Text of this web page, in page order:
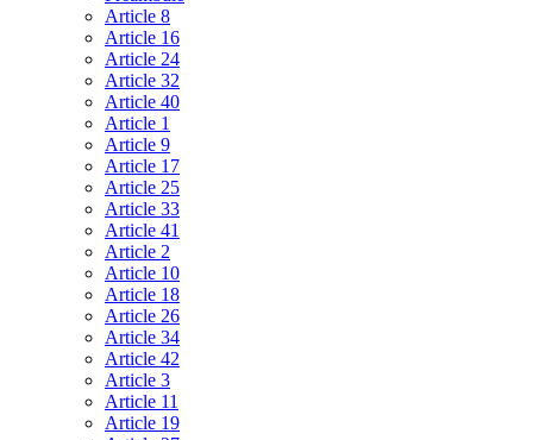
Article 8
Article 16
Article 24
Article 32
Article 40
Article 1
Article 9
Article 17
Article 25
Article 33
Article 41
Article 2
Article 10
Article 18
Article 26
Article 34
Article 42
Article 3
Article 11
Article 19